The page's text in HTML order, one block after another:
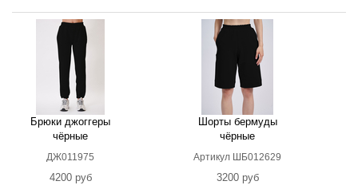
Брюки джоггеры
чёрные
ДЖ011975
4200 руб
Шорты бермуды
чёрные
Артикул ШБ012629
3200 руб